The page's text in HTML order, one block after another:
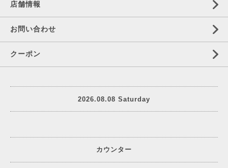
店舗情報
お問い合わせ
クーポン
2026.08.08 Saturday
カウンター